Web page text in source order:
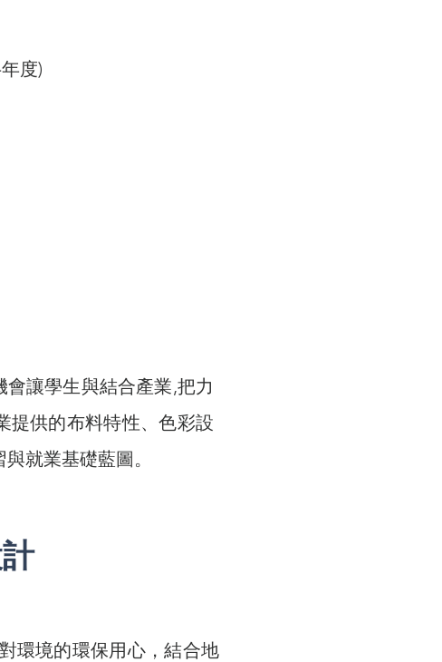
度)
讓學生與結合產業,把力
提供的布料特性、色彩設
就業基礎藍圖。
環境的環保用心，結合地